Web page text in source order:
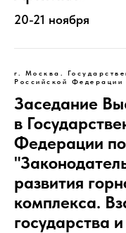
20-21 ноября
г. Москва.
Российской Федерации
Заседание
в
Федерации
развития
комплекса.
государства